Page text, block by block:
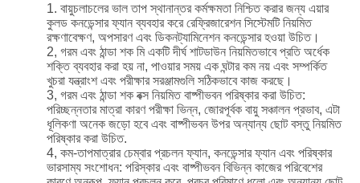
1. বায়ুচলাচলের ভাল তাপ স্থানান্তর কর্মক্ষমতা নিশ্চিত করার জন্য এয়ার
কুলড কনডেন্সার ফ্যান ব্যবহার করে রেফ্রিজারেশন সিস্টেমটি নিয়মিত
রক্ষণাবেক্ষণ, অপসারণ এবং ডিকনট্যামিনেশন কনডেন্সার হওয়া উচিত।
2, গরম এবং ঠান্ডা শক মি একটি দীর্ঘ শাটডাউন নিয়মিতভাবে প্রতি অর্ধেক
শক্তি ব্যবহার করা হয় না, পাওয়ার সময় এক ঘন্টার কম নয় এবং সম্পর্কিত
খুচরা যন্ত্রাংশ এবং পরীক্ষার সরঞ্জামগুলি সঠিকভাবে কাজ করছে।
3, গরম এবং ঠান্ডা শক বক্স নিয়মিত বাষ্পীভবন পরিষ্কার করা উচিত:
পরিচ্ছন্নতার মাত্রা কারণ পরীক্ষা ভিন্ন, জোরপূর্বক বায়ু সঞ্চালন প্রভাব, এটা
ধূলিকণা অনেক জড়ো হবে এবং বাষ্পীভবন উপর অন্যান্য ছোট বস্তু নিয়মিত
পরিষ্কার করা উচিত.
4, কম-তাপমাত্রার চেম্বার প্রচলন ফ্যান, কনডেন্সার ফ্যান এবং পরিষ্কার
ভারসাম্য সংশোধন: পরিস্কার এবং বাষ্পীভবন বিভিন্ন কাজের পরিবেশের